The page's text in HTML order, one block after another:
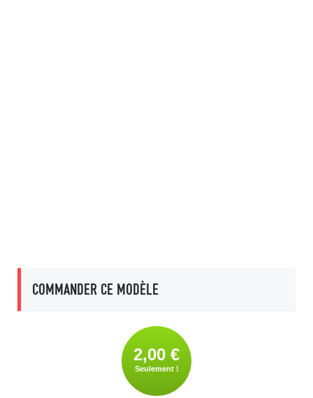
COMMANDER CE MODÈLE
2,00 €
Seulement !